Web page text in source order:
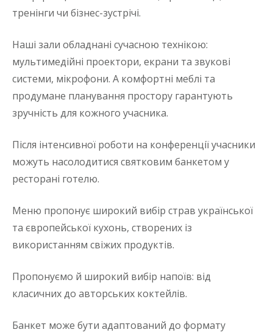
тренінги чи бізнес-зустрічі.
Наші зали обладнані сучасною технікою:
мультимедійні проектори, екрани та звукові
системи, мікрофони. А комфортні меблі та
продумане планування простору гарантують
зручність для кожного учасника.
Після інтенсивної роботи на конференції учасники
можуть насолодитися святковим банкетом у
ресторані готелю.
Меню пропонує широкий вибір страв української
та європейської кухонь, створених із
використанням свіжих продуктів.
Пропонуємо й широкий вибір напоїв: від
класичних до авторських коктейлів.
Банкет може бути адаптований до формату